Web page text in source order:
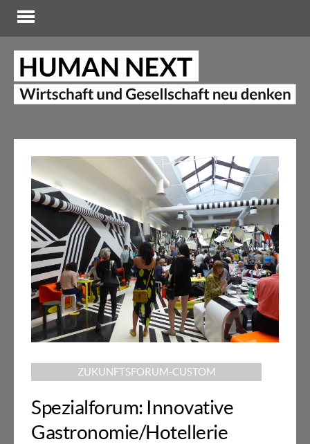
ZUKUNFTSFORUM-CUSTOM
Spezialforum: Innovative
Gastronomie/Hotellerie